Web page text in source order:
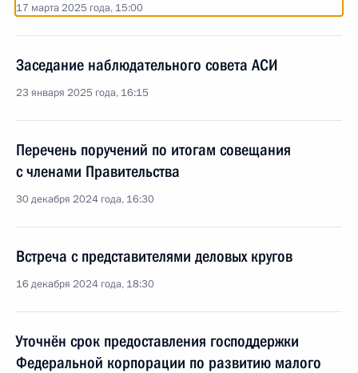
17 марта 2025 года, 15:00
Заседание наблюдательного совета АСИ
23 января 2025 года, 16:15
Перечень поручений по итогам совещания
с членами Правительства
30 декабря 2024 года, 16:30
Встреча с представителями деловых кругов
16 декабря 2024 года, 18:30
Уточнён срок предоставления господдержки
Федеральной корпорации по развитию малого